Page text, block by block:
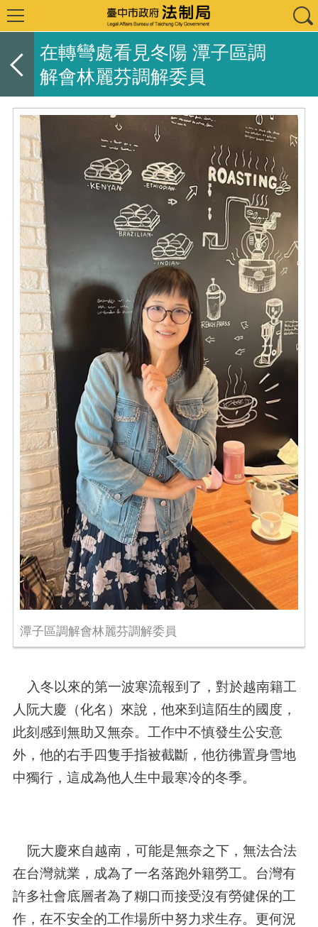
在轉彎處看見冬陽 潭子區調
解會林麗芬調解委員
潭子區調解會林麗芬調解委員
入冬以來的第一波寒流報到了，對於越南籍工
人阮大慶（化名）來說，他來到這陌生的國度，
此刻感到無助又無奈。工作中不慎發生公安意
外，他的右手四隻手指被截斷，他彷彿置身雪地
中獨行，這成為他人生中最寒冷的冬季。
阮大慶來自越南，可能是無奈之下，無法合法
在台灣就業，成為了一名落跑外籍勞工。台灣有
許多社會底層者為了糊口而接受沒有勞健保的工
作，在不安全的工作場所中努力求生存。更何況